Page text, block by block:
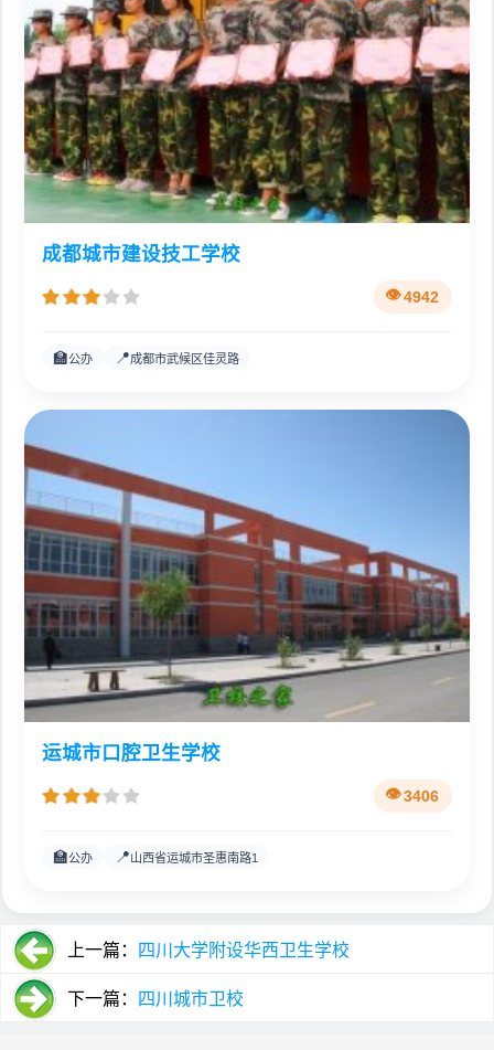
成都城市建设技工学校
4942
🏫公办 📍成都市武候区佳灵路
运城市口腔卫生学校
3406
🏫公办 📍山西省运城市圣惠南路1
上一篇： 四川大学附设华西卫生学校
下一篇： 四川城市卫校